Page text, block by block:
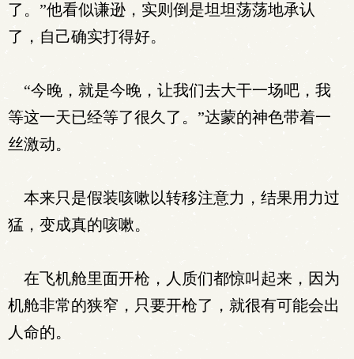
了。”他看似谦逊，实则倒是坦坦荡荡地承认
了，自己确实打得好。
“今晚，就是今晚，让我们去大干一场吧，我
等这一天已经等了很久了。”达蒙的神色带着一
丝激动。
本来只是假装咳嗽以转移注意力，结果用力过
猛，变成真的咳嗽。
在飞机舱里面开枪，人质们都惊叫起来，因为
机舱非常的狭窄，只要开枪了，就很有可能会出
人命的。